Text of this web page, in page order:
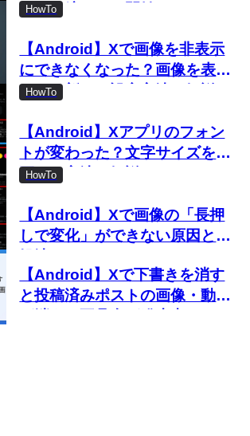
て取り締まりを開始
HowTo
【Android】Xで画像を非表示
にできなくなった？画像を表示
しない新しい設定方法を解説
HowTo
【Android】Xアプリのフォン
トが変わった？文字サイズを変
更する方法を解説
HowTo
【Android】Xで画像の「長押
しで変化」ができない原因と対
【Android】Xで下書きを消す
と投稿済みポストの画像・動画